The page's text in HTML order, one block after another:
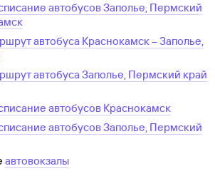
автобусовЗаполье, Пермский
автобуса Краснокамск–Заполье,
автобуса Заполье, Пермский край
автобусов Краснокамск
автобусовЗаполье, Пермский
автовокзалы